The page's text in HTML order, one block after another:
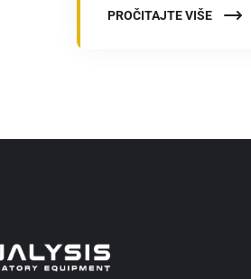
PROČITAJTE VIŠE